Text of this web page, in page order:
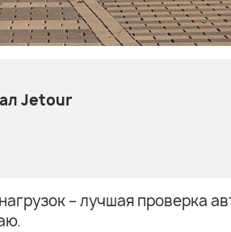
Jetour
– лучшая проверка